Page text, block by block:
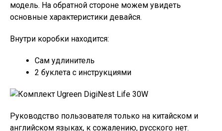
модель. На обратной стороне можем увидеть
основные характеристики девайся.
Внутри коробки находится:
Сам удлинитель
2 буклета с инструкциями
Руководство пользователя только на китайском и
английском языках, к сожалению, русского нет.